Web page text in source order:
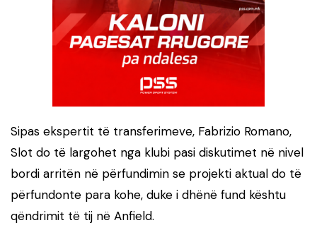
Sipas ekspertit të transferimeve, Fabrizio Romano,
Slot do të largohet nga klubi pasi diskutimet në nivel
bordi arritën në përfundimin se projekti aktual do të
përfundonte para kohe, duke i dhënë fund kështu
qëndrimit të tij në Anfield.